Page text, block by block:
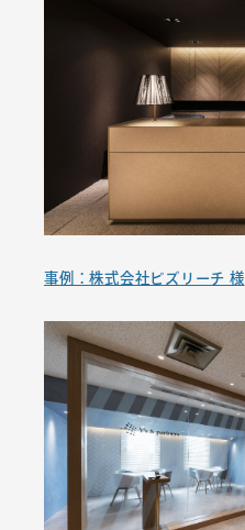
事例：株式会社ビズリーチ 様